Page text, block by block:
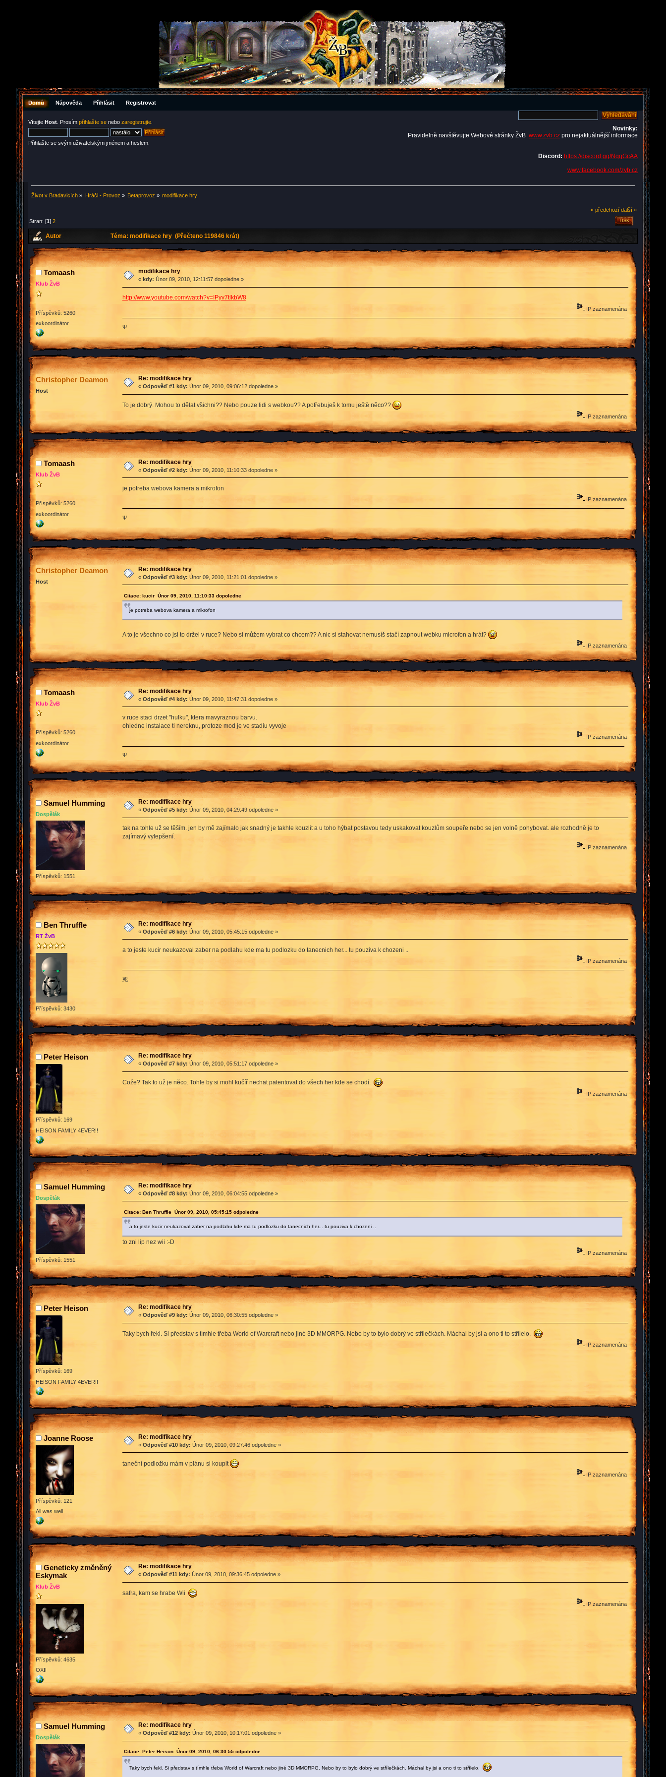
Domů Nápověda Přihlásit Registrovat
Vítejte Host . Prosím přihlašte se nebo zaregistrujte
Přihlašte se svým uživatelským jménem a heslem.
Novinky:
Pravidelně navštěvujte Webové stránky ŽvB www.zvb.cz pro nejaktuálnější informace
Discord: https://discord.gg/NqqGcAA
www.facebook.com/zvb.cz
Život v Bradavicích » Hráči - Provoz » Betaprovoz » modifikace hry
« předchozí další »
TISK
Stran: [1]2
Autor Téma: modifikace hry (Přečteno 119846 krát)
Tomaash
Klub ŽvB
Příspěvků: 5260
exkoordinátor
modifikace hry
« kdy: Únor 09, 2010, 12:11:57 dopoledne »
http://www.youtube.com/watch?v=IPyv7tlkbW8
IP zaznamenána
Ψ
Christopher Deamon
Host
Re: modifikace hry
« Odpověď #1 kdy: Únor 09, 2010, 09:06:12 dopoledne »
To je dobrý. Mohou to dělat všichni?? Nebo pouze lidi s webkou?? A potřebuješ k tomu ještě něco??
IP zaznamenána
Tomaash
Klub ŽvB
Příspěvků: 5260
exkoordinátor
Re: modifikace hry
« Odpověď #2 kdy: Únor 09, 2010, 11:10:33 dopoledne »
je potreba webova kamera a mikrofon
IP zaznamenána
Ψ
Christopher Deamon
Host
Re: modifikace hry
« Odpověď #3 kdy: Únor 09, 2010, 11:21:01 dopoledne »
Citace: kucir Únor 09, 2010, 11:10:33 dopoledne
je potreba webova kamera a mikrofon
A to je všechno co jsi to držel v ruce? Nebo si můžem vybrat co chcem?? A nic si stahovat nemusíš stačí zapnout webku microfon a hrát?
IP zaznamenána
Tomaash
Klub ŽvB
Příspěvků: 5260
exkoordinátor
Re: modifikace hry
« Odpověď #4 kdy: Únor 09, 2010, 11:47:31 dopoledne »
v ruce staci drzet "hulku", ktera mavyraznou barvu.
ohledne instalace ti nereknu, protoze mod je ve stadiu vyvoje
IP zaznamenána
Ψ
Samuel Humming
Dospělák
Příspěvků: 1551
Re: modifikace hry
« Odpověď #5 kdy: Únor 09, 2010, 04:29:49 odpoledne »
tak na tohle už se těším. jen by mě zajímalo jak snadný je takhle kouzlit a u toho hýbat postavou tedy uskakovat kouzlům soupeře nebo se jen volně pohybovat. ale rozhodně je to
zajímavý vylepšení.
IP zaznamenána
Ben Thruffle
RT ŽvB
Příspěvků: 3430
Re: modifikace hry
« Odpověď #6 kdy: Únor 09, 2010, 05:45:15 odpoledne »
a to jeste kucir neukazoval zaber na podlahu kde ma tu podlozku do tanecnich her... tu pouziva k chozeni ..
IP zaznamenána
死
Peter Heison
Příspěvků: 169
HEISON FAMILY 4EVER!!
Re: modifikace hry
« Odpověď #7 kdy: Únor 09, 2010, 05:51:17 odpoledne »
Cože? Tak to už je něco. Tohle by si mohl kučíř nechat patentovat do všech her kde se chodí.
IP zaznamenána
Samuel Humming
Dospělák
Příspěvků: 1551
Re: modifikace hry
« Odpověď #8 kdy: Únor 09, 2010, 06:04:55 odpoledne »
Citace: Ben Thruffle Únor 09, 2010, 05:45:15 odpoledne
a to jeste kucir neukazoval zaber na podlahu kde ma tu podlozku do tanecnich her... tu pouziva k chozeni ..
to zni lip nez wii :-D
IP zaznamenána
Peter Heison
Příspěvků: 169
HEISON FAMILY 4EVER!!
Re: modifikace hry
« Odpověď #9 kdy: Únor 09, 2010, 06:30:55 odpoledne »
Taky bych řekl. Si představ s tímhle třeba World of Warcraft nebo jiné 3D MMORPG. Nebo by to bylo dobrý ve střílečkách. Máchal by jsi a ono ti to střílelo.
IP zaznamenána
Joanne Roose
Příspěvků: 121
All was well.
Re: modifikace hry
« Odpověď #10 kdy: Únor 09, 2010, 09:27:46 odpoledne »
taneční podložku mám v plánu si koupit
IP zaznamenána
Geneticky změněný
Eskymak
Klub ŽvB
Příspěvků: 4635
OXI!
Re: modifikace hry
« Odpověď #11 kdy: Únor 09, 2010, 09:36:45 odpoledne »
safra, kam se hrabe Wii
IP zaznamenána
Samuel Humming
Dospělák
Re: modifikace hry
« Odpověď #12 kdy: Únor 09, 2010, 10:17:01 odpoledne »
Citace: Peter Heison Únor 09, 2010, 06:30:55 odpoledne
Taky bych řekl. Si představ s tímhle třeba World of Warcraft nebo jiné 3D MMORPG. Nebo by to bylo dobrý ve střílečkách. Máchal by jsi a ono ti to střílelo.